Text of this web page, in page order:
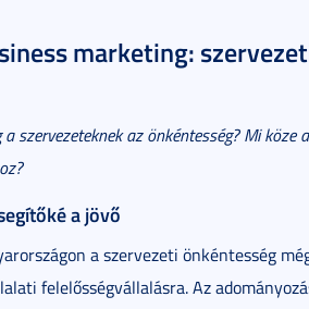
marketing:
szervezeteknek az önkéntesség? Mi
a jövő
a szervezeti önkéntesség
felelősségvállalásra. Az